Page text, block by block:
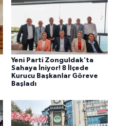
Yeni Parti Zonguldak'ta
Sahaya İniyor! 8 İlçede
Kurucu Başkanlar Göreve
Başladı